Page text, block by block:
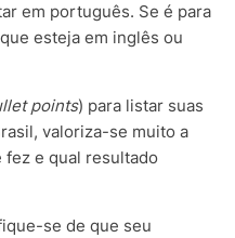
em português. Se é para
esteja em inglês ou
points) para listar suas
valoriza-se muito a
e qual resultado
se de que seu